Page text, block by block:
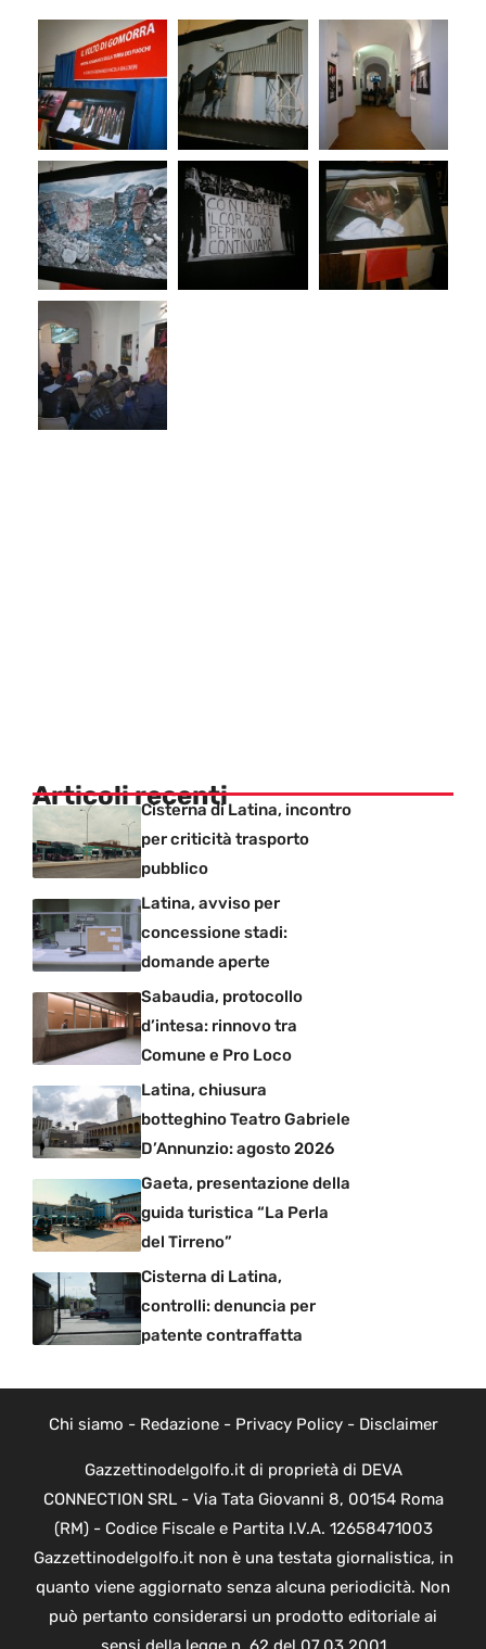
Articoli recentiCisterna di Latina, incontro
per criticità trasporto
pubblico
Latina, avviso per
concessione stadi:
domande aperte
Sabaudia, protocollo
d’intesa: rinnovo tra
Comune e Pro Loco
Latina, chiusura
botteghino Teatro Gabriele
D’Annunzio: agosto 2026
Gaeta, presentazione della
guida turistica “La Perla
del Tirreno”
Cisterna di Latina,
controlli: denuncia per
patente contraffatta
Chi siamo - Redazione- Privacy Policy- Disclaimer
Gazzettinodelgolfo.it di proprietà di DEVA
CONNECTION SRL - Via Tata Giovanni 8, 00154 Roma
(RM) - Codice Fiscale e Partita I.V.A. 12658471003
Gazzettinodelgolfo.it non è una testata giornalistica, in
quanto viene aggiornato senza alcuna periodicità. Non
può pertanto considerarsi un prodotto editoriale ai